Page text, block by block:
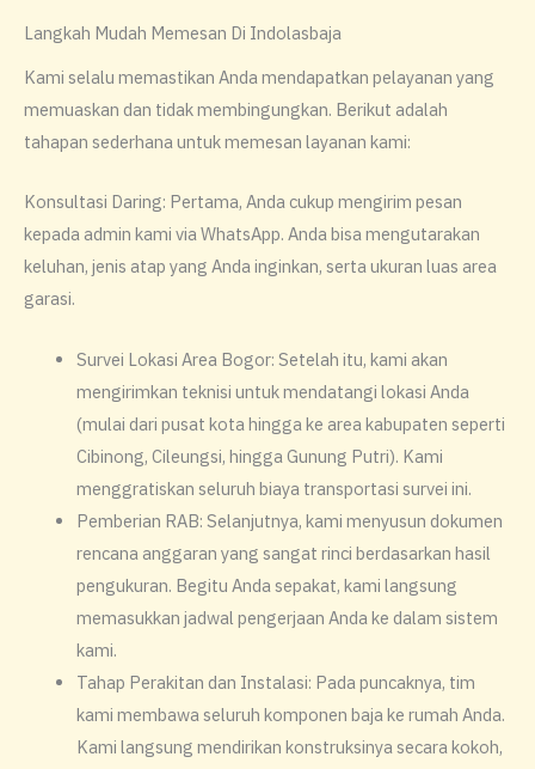
Langkah Mudah Memesan Di Indolasbaja
​Kami selalu memastikan Anda mendapatkan pelayanan yang
memuaskan dan tidak membingungkan. Berikut adalah
tahapan sederhana untuk memesan layanan kami:
​Konsultasi Daring: Pertama, Anda cukup mengirim pesan
kepada admin kami via WhatsApp. Anda bisa mengutarakan
keluhan, jenis atap yang Anda inginkan, serta ukuran luas area
garasi.
​Survei Lokasi Area Bogor: Setelah itu, kami akan
mengirimkan teknisi untuk mendatangi lokasi Anda
(mulai dari pusat kota hingga ke area kabupaten seperti
Cibinong, Cileungsi, hingga Gunung Putri). Kami
menggratiskan seluruh biaya transportasi survei ini.
​Pemberian RAB: Selanjutnya, kami menyusun dokumen
rencana anggaran yang sangat rinci berdasarkan hasil
pengukuran. Begitu Anda sepakat, kami langsung
memasukkan jadwal pengerjaan Anda ke dalam sistem
kami.
​Tahap Perakitan dan Instalasi: Pada puncaknya, tim
kami membawa seluruh komponen baja ke rumah Anda.
Kami langsung mendirikan konstruksinya secara kokoh,